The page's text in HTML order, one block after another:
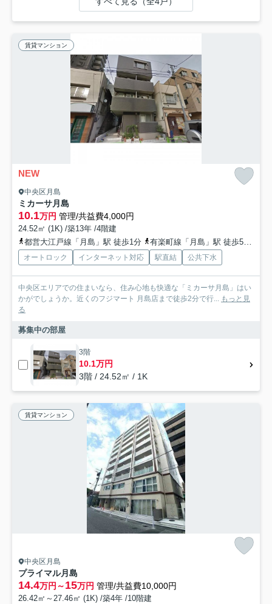
賃貸マンション
NEW
中央区月島
ミカーサ月島
10.1万円 管理/共益費4,000円
24.52㎡ (1K) /築13年 /4階建
都営大江戸線「月島」駅 徒歩1分
有楽町線「月島」駅 徒歩5分
オートロック インターネット対応 駅直結 公共下水
中央区エリアでの住まいなら、住み心地も快適な「ミカーサ月島」はい
かがでしょうか。近くのフジマート 月島店まで徒歩2分で行... もっと見
る
募集中の部屋
3階
10.1万円
3階 / 24.52㎡ / 1K
賃貸マンション
中央区月島
プライマル月島
14.4万円～15万円 管理/共益費10,000円
26.42㎡～27.46㎡ (1K) /築4年 /10階建